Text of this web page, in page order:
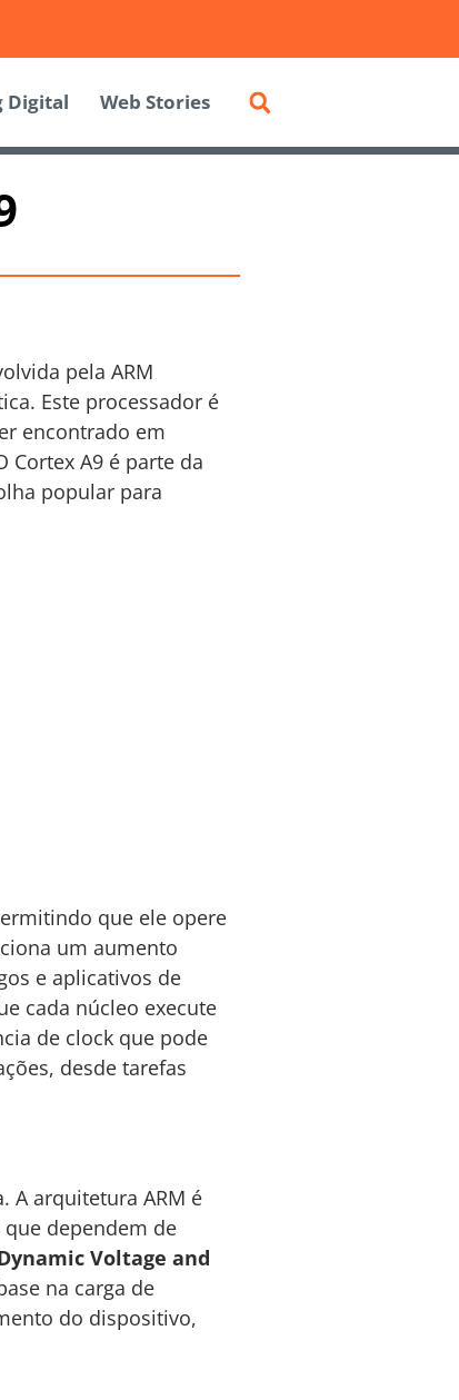
Digital Web Stories
pela ARM
Este processador é
encontrado em
Cortex A9 é parte da
popular para
que ele opere
um aumento
e aplicativos de
cada núcleo execute
de clock que pode
desde tarefas
A arquitetura ARM é
dependem de
Voltage and
na carga de
do dispositivo,